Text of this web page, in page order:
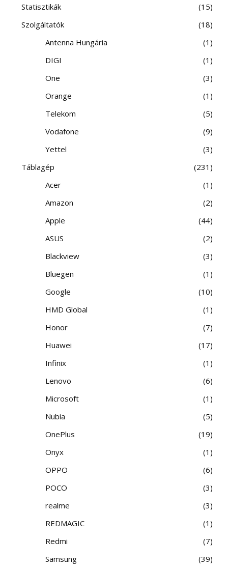
Statisztikák
15
Szolgáltatók
18
Antenna Hungária
1
DIGI
1
One
3
Orange
1
Telekom
5
Vodafone
9
Yettel
3
Táblagép
231
Acer
1
Amazon
2
Apple
44
ASUS
2
Blackview
3
Bluegen
1
Google
10
HMD Global
1
Honor
7
Huawei
17
Infinix
1
Lenovo
6
Microsoft
1
Nubia
5
OnePlus
19
Onyx
1
OPPO
6
POCO
3
realme
3
REDMAGIC
1
Redmi
7
Samsung
39